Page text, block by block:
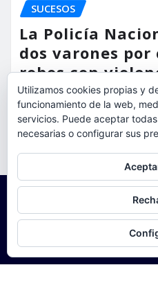
SUCESOS
La Policía
dos varones
robos con
misma mañana
torrent al dia
Utilizamos cookies propias y
funcionamiento de la web,
servicios. Puede aceptar
necesarias o configurar sus
Para obtener más información,